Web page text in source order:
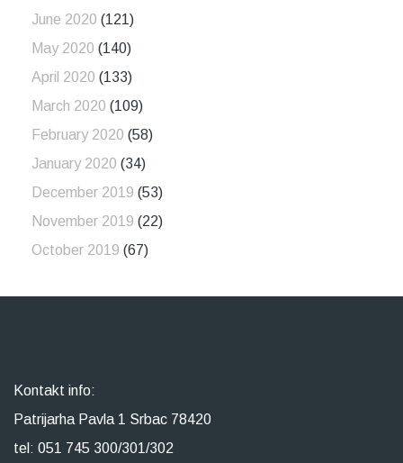
June 2020 (121)
May 2020 (140)
April 2020 (133)
March 2020 (109)
February 2020 (58)
January 2020 (34)
December 2019 (53)
November 2019 (22)
October 2019 (67)
Kontakt info:
Patrijarha Pavla 1 Srbac 78420
tel: 051 745 300/301/302